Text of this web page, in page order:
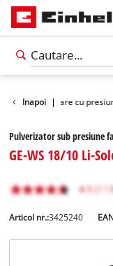
Inapoi |
Pulverizatoare cu
Pulverizator sub presiune
GE-WS 18/10 Li-
Articol nr.:3425240